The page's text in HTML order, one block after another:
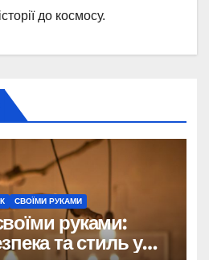
до космосу.
СВОЇМИ РУКАМИ
руками:
та стиль у